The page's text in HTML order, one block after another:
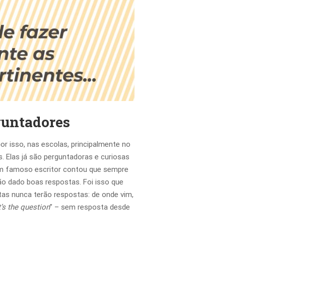
isso, nas escolas, principalmente no
Elas já são perguntadoras e curiosas
famoso escritor contou que sempre
dado boas respostas. Foi isso que
nunca terão respostas: de onde vim,
the question” – sem resposta desde